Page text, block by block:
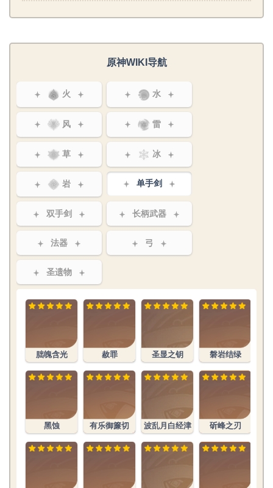
原神WIKI导航
火 水
风 雷
草 冰
岩 单手剑
双手剑 长柄武器
法器 弓
圣遗物
朏魄含光
黑蚀
赦罪
有乐御簾切
圣显之钥
波乱月白经津
磐岩结绿
斫峰之刃